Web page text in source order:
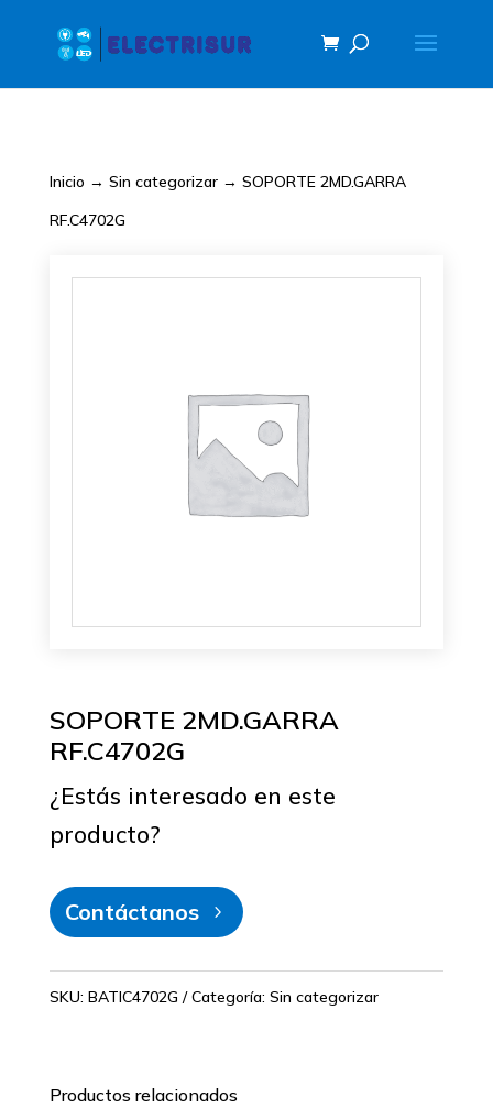
Inicio → Sin categorizar→ SOPORTE 2MD.GARRA
RF.C4702G
SOPORTE 2MD.GARRA
RF.C4702G
¿Estás interesado en este
producto?
Contáctanos
SKU: BATIC4702G Categoría: Sin categorizar
Productos relacionados